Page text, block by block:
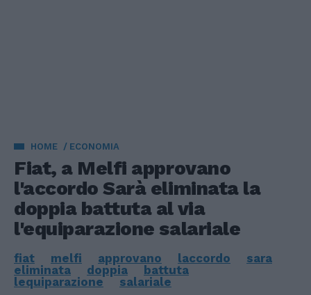
HOME ECONOMIA
Fiat, a Melfi approvano
l'accordo Sarà eliminata la
doppia battuta al via
l'equiparazione salariale
fiat melfi approvano laccordo
sara
eliminata
doppia
battuta
lequiparazione
salariale